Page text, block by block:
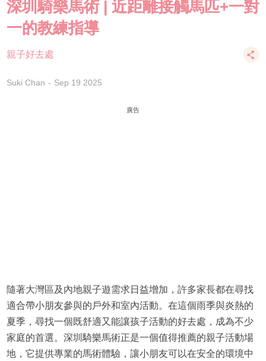
深圳騎樂馬術 | 近距離接觸馬匹+一對
一的教練指導
親子好去處
Suki Chan Sep 19 2025
廣告
隨著大灣區及內地親子遊需求日益增加，許多家長都在尋找
適合帶小朋友參與的戶外和室內活動。在這個雨季與炎熱的
夏季，尋找一個既舒適又能讓孩子活動的好去處，成為不少
家庭的首選。深圳騎樂馬術正是一個值得推薦的親子活動場
地，它提供專業的馬術體驗，讓小朋友可以在安全的環境中